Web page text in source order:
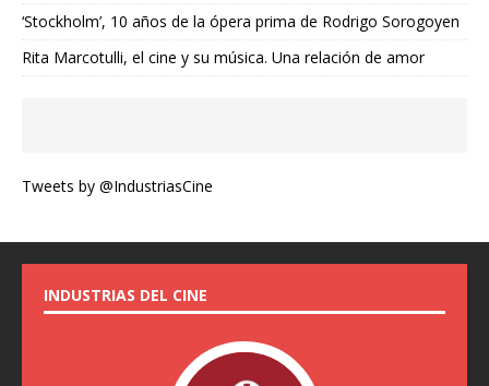
‘Stockholm’, 10 años de la ópera prima de Rodrigo Sorogoyen
Rita Marcotulli, el cine y su música. Una relación de amor
Tweets by @IndustriasCine
INDUSTRIAS DEL CINE